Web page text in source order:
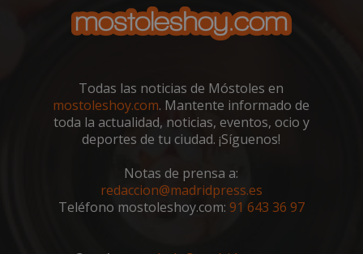
Todas las noticias de Móstoles en
mostoleshoy.com. Mantente informado de
toda la actualidad, noticias, eventos, ocio y
deportes de tu ciudad. ¡Síguenos!
Notas de prensa a:
redaccion@madridpress.es
Teléfono mostoleshoy.com: 91 643 36 97
_GRECAPTCHA
Google LLC
www.google.com
6 meses
mostoleshoy.com